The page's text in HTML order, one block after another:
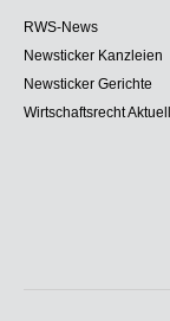
RWS-News
Newsticker Kanzleien
Newsticker Gerichte
Wirtschaftsrecht Aktuell